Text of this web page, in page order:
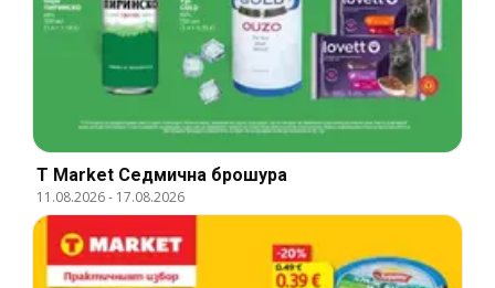
T Market Cедмична брошура
11.08.2026- 17.08.2026